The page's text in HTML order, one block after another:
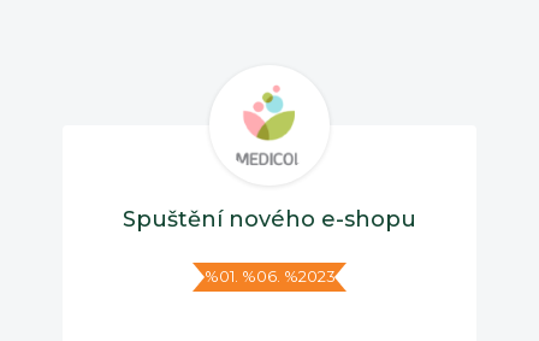
Spuštění nového e-shopu
%01. %06. %2023